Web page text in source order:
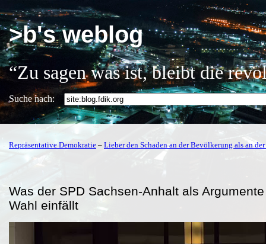
>b's weblog
“Zu sagen was ist, bleibt die
Suche nach:
Repräsentative Demokratie – Lieber den Schaden an der Bevölkerung als an
Was der SPD Sachsen-Anhalt als
Wahl einfällt